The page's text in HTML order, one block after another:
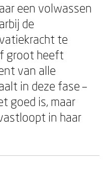
een volwassen
de
te
groot heeft
van alle
in deze fase –
goed is, maar
in haar